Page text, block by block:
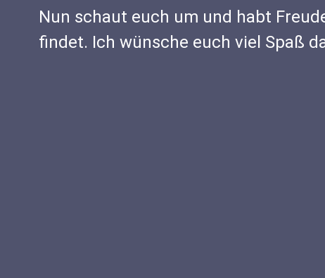
Nun schaut euch um und habt
findet. Ich wünsche euch viel Spaß